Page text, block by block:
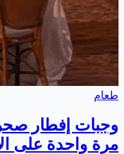
طعام
وجبات إفطار
مرة واحدة على